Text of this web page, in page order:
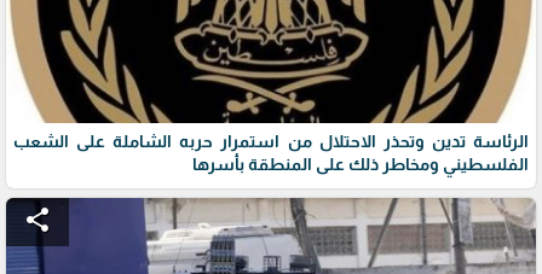
الرئاسة تدين وتحذر الاحتلال من استمرار حربه الشاملة على الشعب
الفلسطيني ومخاطر ذلك على المنطقة بأسرها
share